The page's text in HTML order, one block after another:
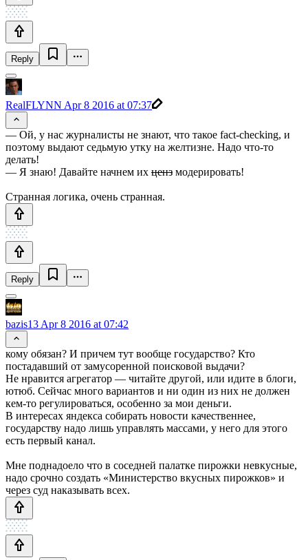
Reply
RealFLYNN Apr 8 2016 at 07:37
— Ой, у нас журналисты не знают, что такое fact-checking, и
поэтому выдают седьмую утку на желтизне. Надо что-то
делать!
— Я знаю! Давайте начнем их ценз модерировать!
Странная логика, очень странная.
Reply
bazis13 Apr 8 2016 at 07:42
кому обязан? И причем тут вообще государство? Кто
постадавший от замусоренной поисковой выдачи?
Не нравится агрегатор — читайте другой, или идите в блоги,
ютюб. Сейчас много вариантов и ни один из них не должен
кем-то регулироваться, особенно за мои деньги.
В интересах яндекса собирать новости качественнее,
государству надо лишь управлять массами, у него для этого
есть первый канал.
Мне поднадоело что в соседней палатке пирожки невкусные,
надо срочно создать «Министерство вкусных пирожков» и
через суд наказывать всех.